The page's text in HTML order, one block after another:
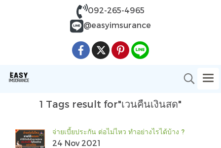
092-265-4965
@easyimsurance
1 Tags result for"เวนคืนเงินสด"
จ่ายเบี้ยประกัน ต่อไม่ไหว ทำอย่างไรได้บ้าง ?
24 Nov 2021